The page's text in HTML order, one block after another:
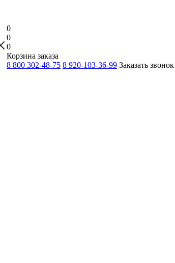
0
0
0
Корзина заказа
8 800 302-48-75 8 920-103-36-99 Заказать звонок